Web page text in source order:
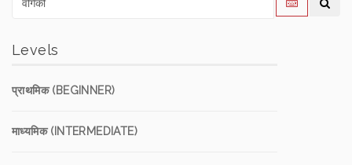
Levels
प्राथमिक (BEGINNER)
माध्यमिक (INTERMEDIATE)